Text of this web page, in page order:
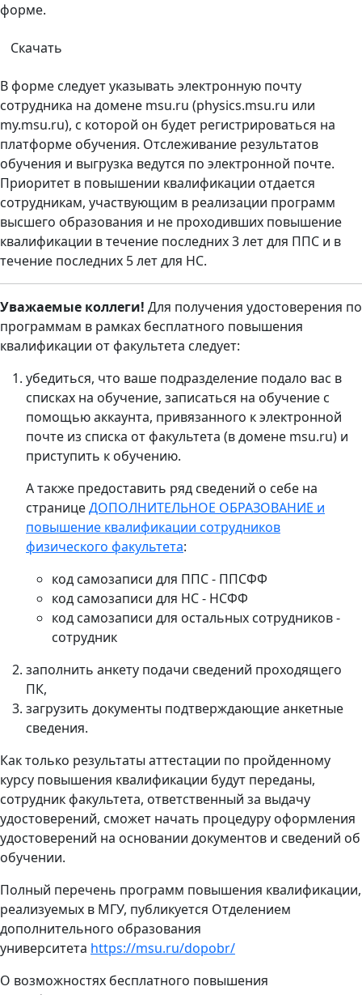
форме.
Скачать
В форме следует указывать электронную почту
сотрудника на домене msu.ru (physics.msu.ru или
my.msu.ru), с которой он будет регистрироваться на
платформе обучения. Отслеживание результатов
обучения и выгрузка ведутся по электронной почте.
Приоритет в повышении квалификации отдается
сотрудникам, участвующим в реализации программ
высшего образования и не проходивших повышение
квалификации в течение последних 3 лет для ППС и в
течение последних 5 лет для НС.
Уважаемые коллеги! Для получения удостоверения по
программам в рамках бесплатного повышения
квалификации от факультета следует:
убедиться, что ваше подразделение подало вас в
списках на обучение, записаться на обучение с
помощью аккаунта, привязанного к электронной
почте из списка от факультета (в домене msu.ru) и
приступить к обучению.
А также предоставить ряд сведений о себе на
страницеДОПОЛНИТЕЛЬНОЕ ОБРАЗОВАНИЕ и
повышение квалификации сотрудников
физического факультета:
код самозаписи для ППС - ППСФФ
код самозаписи для НС - НСФФ
код самозаписи для остальных сотрудников -
сотрудник
заполнить анкету подачи сведений проходящего
ПК,
загрузить документы подтверждающие анкетные
сведения.
Как только результаты аттестации по пройденному
курсу повышения квалификации будут переданы,
сотрудник факультета, ответственный за выдачу
удостоверений, сможет начать процедуру оформления
удостоверений на основании документов и сведений об
обучении.
Полный перечень программ повышения квалификации,
реализуемых в МГУ, публикуется Отделением
дополнительного образования
университета https://msu.ru/dopobr/
О возможностях бесплатного повышения